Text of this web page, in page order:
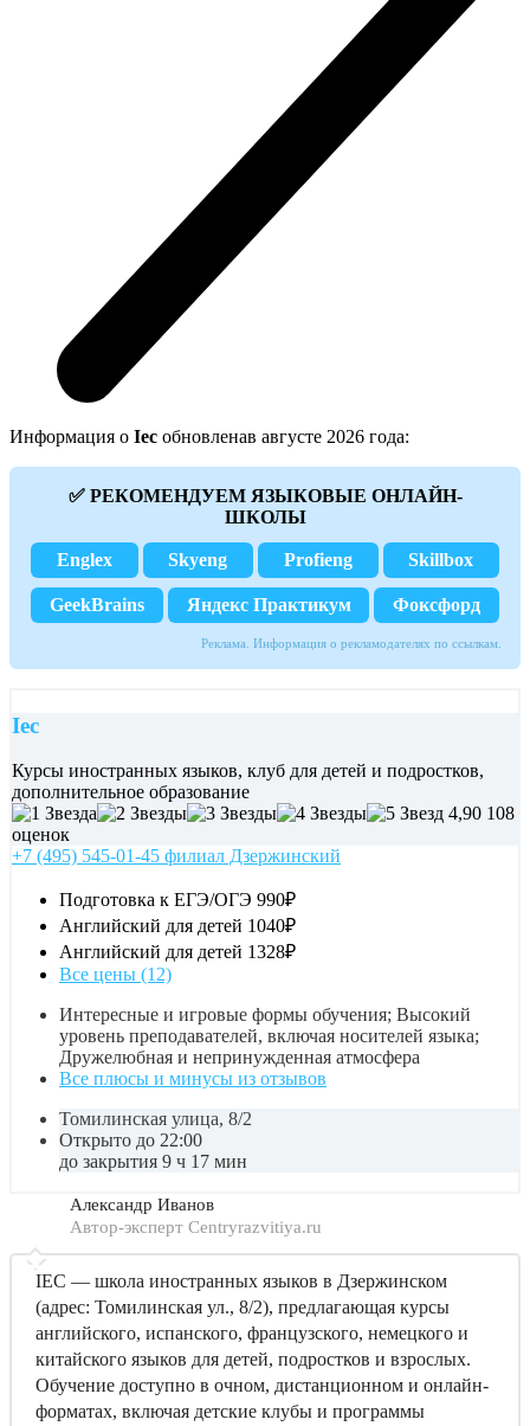
Информация о Iec обновленав августе 2026 года:
✅ РЕКОМЕНДУЕМ ЯЗЫКОВЫЕ ОНЛАЙН-
ШКОЛЫ
Englex Skyeng Profieng Skillbox
GeekBrains Яндекс Практикум Фоксфорд
Реклама. Информация о рекламодателях по ссылкам.
Iec
Курсы иностранных языков, клуб для детей и подростков,
дополнительное образование
4,90 108
оценок
+7 (495) 545-01-45 филиал Дзержинский
Подготовка к ЕГЭ/ОГЭ 990₽
Английский для детей 1040₽
Английский для детей 1328₽
Все цены (12)
Интересные и игровые формы обучения; Высокий
уровень преподавателей, включая носителей языка;
Дружелюбная и непринужденная атмосфера
Все плюсы и минусы из отзывов
Томилинская улица, 8/2
Открыто до 22:00
до закрытия 9 ч 17 мин
Александр Иванов
Автор-эксперт Centryrazvitiya.ru
IEC — школа иностранных языков в Дзержинском
(адрес: Томилинская ул., 8/2), предлагающая курсы
английского, испанского, французского, немецкого и
китайского языков для детей, подростков и взрослых.
Обучение доступно в очном, дистанционном и онлайн-
форматах, включая детские клубы и программы